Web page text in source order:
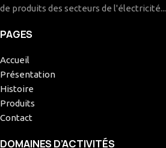
de produits des secteurs de l'électricité...
PAGES
Accueil
Présentation
Histoire
Produits
Contact
DOMAINES D’ACTIVITÉS